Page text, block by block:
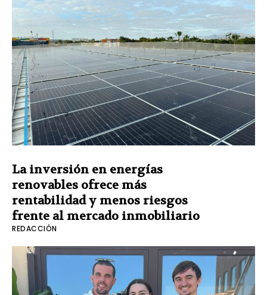
La inversión en energías
renovables ofrece más
rentabilidad y menos riesgos
frente al mercado inmobiliario
REDACCIÓN